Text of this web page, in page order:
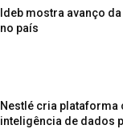
Ideb mostra avanço
no país
Nestlé cria plataforma
inteligência de dados